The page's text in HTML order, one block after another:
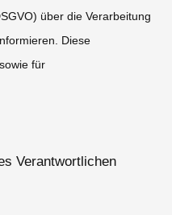
über die Verarbeitung
Diese
für
Verantwortlichen